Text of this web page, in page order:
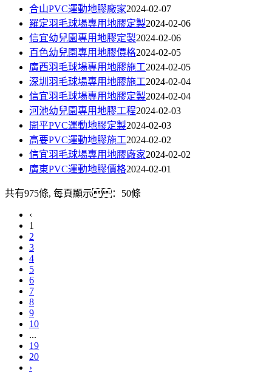
合山PVC運動地膠廠家2024-02-07
羅定羽毛球場專用地膠定製2024-02-06
信宜幼兒園專用地膠定製2024-02-06
百色幼兒園專用地膠價格2024-02-05
廣西羽毛球場專用地膠施工2024-02-05
深圳羽毛球場專用地膠施工2024-02-04
信宜羽毛球場專用地膠定製2024-02-04
河池幼兒園專用地膠工程2024-02-03
開平PVC運動地膠定製2024-02-03
高要PVC運動地膠施工2024-02-02
信宜羽毛球場專用地膠廠家2024-02-02
廣東PVC運動地膠價格2024-02-01
共有975條, 每頁顯示：50條
‹
1
2
3
4
5
6
7
8
9
10
...
19
20
›